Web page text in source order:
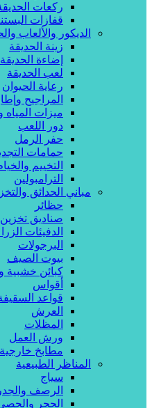
ركعات
قفازات
الديكور والألعاب
زينة الحديقة
إضاءة الحديقة
لعب الحديقة
رعاية الحيوان
المراجيح
ميزات المياه
دور اللعب
حفر الرمل
حمامات
التخييم
الترامبولين
مباني الحدائق
حظائر
صناديق تخزين
الدفيئات
البرجولات
بيوت الصيف
كبائن خشبية
أقواس
قواعد
العرش
المظلات
ورش العمل
مطابخ خارجية
المناظر الطبيعية
سياج
الرصف
الحجر